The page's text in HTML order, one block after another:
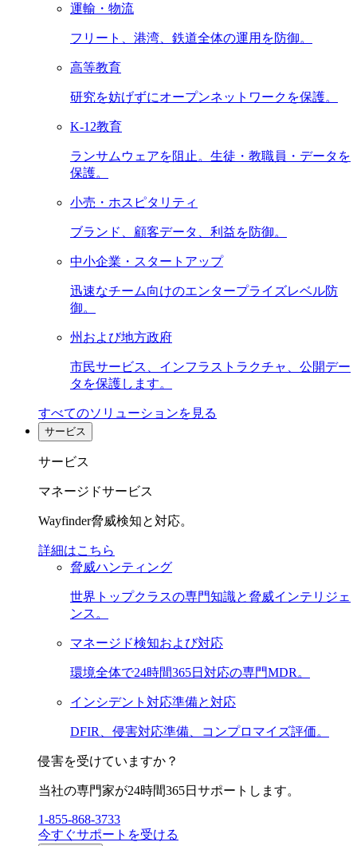
運輸・物流
フリート、港湾、鉄道全体の運用を防御。
高等教育
研究を妨げずにオープンネットワークを保護。
K-12教育
ランサムウェアを阻止。生徒・教職員・データを
保護。
小売・ホスピタリティ
ブランド、顧客データ、利益を防御。
中小企業・スタートアップ
迅速なチーム向けのエンタープライズレベル防
御。
州および地方政府
市民サービス、インフラストラクチャ、公開デー
タを保護します。
すべてのソリューションを見る
サービス
サービス
マネージドサービス
Wayfinder脅威検知と対応。
詳細はこちら
脅威ハンティング
世界トップクラスの専門知識と脅威インテリジェ
ンス。
マネージド検知および対応
環境全体で24時間365日対応の専門MDR。
インシデント対応準備と対応
DFIR、侵害対応準備、コンプロマイズ評価。
侵害を受けていますか？
当社の専門家が24時間365日サポートします。
1-855-868-3733
今すぐサポートを受ける